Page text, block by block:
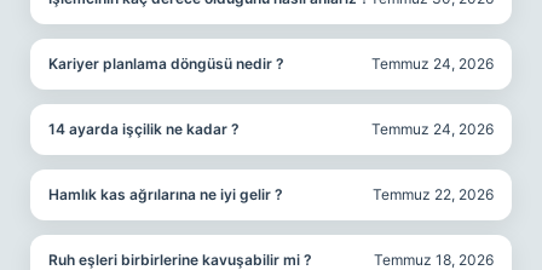
Kariyer planlama döngüsü nedir ? Temmuz 24, 2026
14 ayarda işçilik ne kadar ? Temmuz 24, 2026
Hamlık kas ağrılarına ne iyi gelir ? Temmuz 22, 2026
Ruh eşleri birbirlerine kavuşabilir mi ? Temmuz 18, 2026